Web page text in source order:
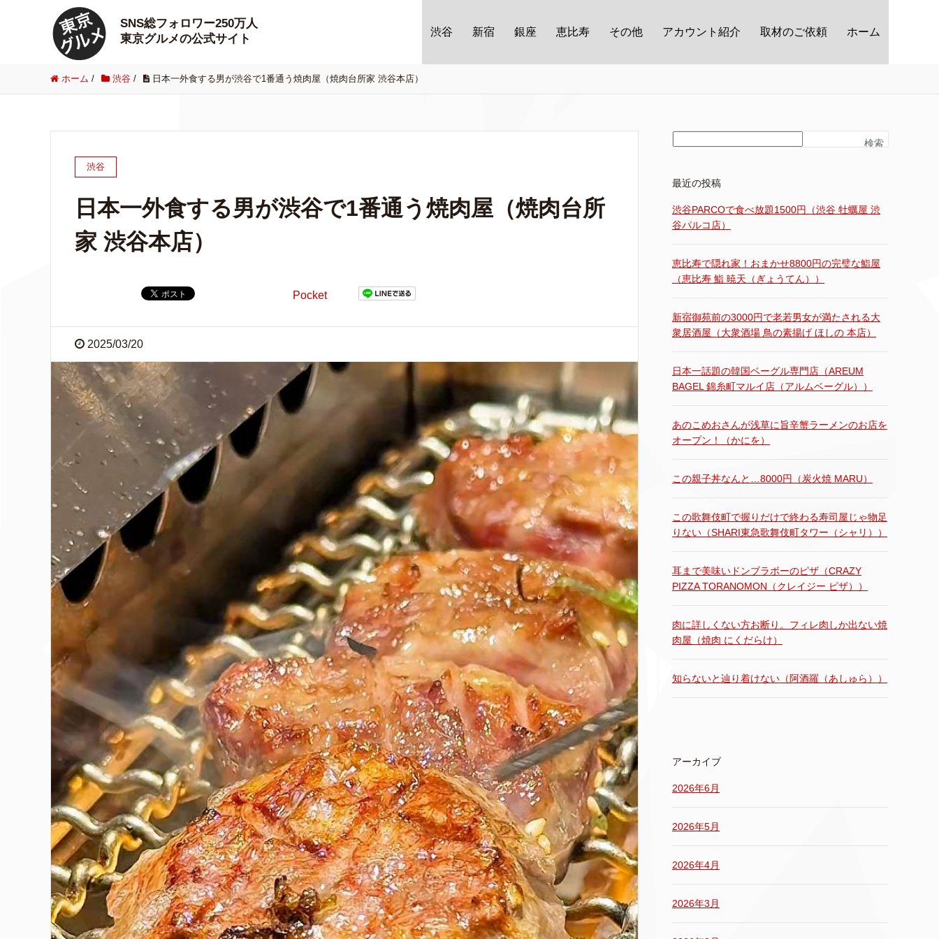
SNS総フォロワー250万人
東京グルメの公式サイト
渋谷 新宿 銀座 恵比寿 その他 アカウント紹介 取材のご依頼 ホーム
ホーム / 渋谷 / 日本一外食する男が渋谷で1番通う焼肉屋（焼肉台所家 渋谷本店）
渋谷
日本一外食する男が渋谷で1番通う焼肉屋（焼肉台所
家 渋谷本店）
Pocket
2025/03/20
検索
最近の投稿
渋谷PARCOで食べ放題1500円（渋谷 牡蠣屋 渋
谷パルコ店）
恵比寿で隠れ家！おまかせ8800円の完璧な鮨屋
（恵比寿 鮨 暁天（ぎょうてん））
新宿御苑前の3000円で老若男女が満たされる大
衆居酒屋（大衆酒場 鳥の素揚げ ほしの 本店）
日本一話題の韓国ベーグル専門店（AREUM
BAGEL 錦糸町マルイ店（アルムベーグル））
あのこめおさんが浅草に旨辛蟹ラーメンのお店を
オープン！（かにを）
この親子丼なんと…8000円（炭火焼 MARU）
この歌舞伎町で握りだけで終わる寿司屋じゃ物足
りない（SHARI東急歌舞伎町タワー（シャリ））
耳まで美味いドンブラボーのピザ（CRAZY
PIZZA TORANOMON（クレイジー ピザ））
肉に詳しくない方お断り。フィレ肉しか出ない焼
肉屋（焼肉 にくだらけ）
知らないと辿り着けない（阿酒羅（あしゅら））
アーカイブ
2026年6月
2026年5月
2026年4月
2026年3月